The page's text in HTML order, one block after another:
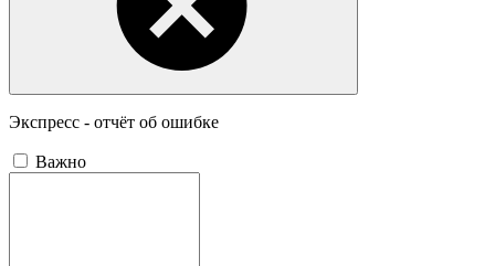
Экспресс - отчёт об ошибке
Важно